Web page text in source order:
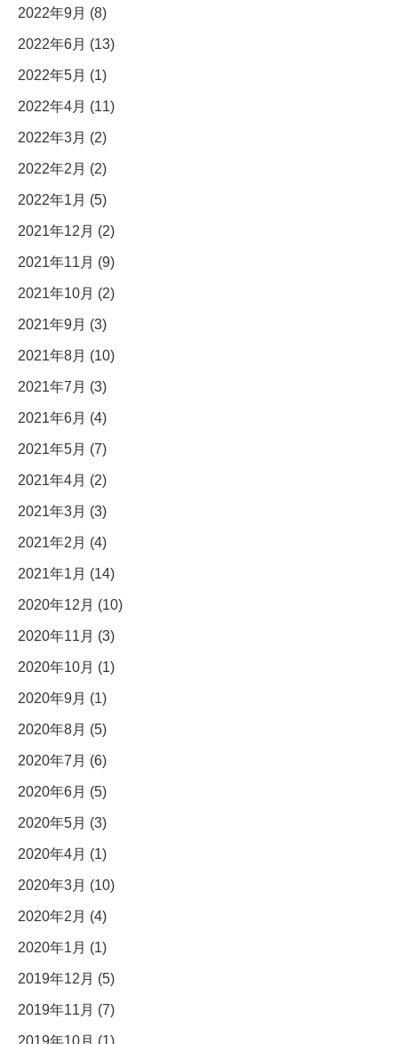
2022年9月 (8)
2022年6月 (13)
2022年5月 (1)
2022年4月 (11)
2022年3月 (2)
2022年2月 (2)
2022年1月 (5)
2021年12月 (2)
2021年11月 (9)
2021年10月 (2)
2021年9月 (3)
2021年8月 (10)
2021年7月 (3)
2021年6月 (4)
2021年5月 (7)
2021年4月 (2)
2021年3月 (3)
2021年2月 (4)
2021年1月 (14)
2020年12月 (10)
2020年11月 (3)
2020年10月 (1)
2020年9月 (1)
2020年8月 (5)
2020年7月 (6)
2020年6月 (5)
2020年5月 (3)
2020年4月 (1)
2020年3月 (10)
2020年2月 (4)
2020年1月 (1)
2019年12月 (5)
2019年11月 (7)